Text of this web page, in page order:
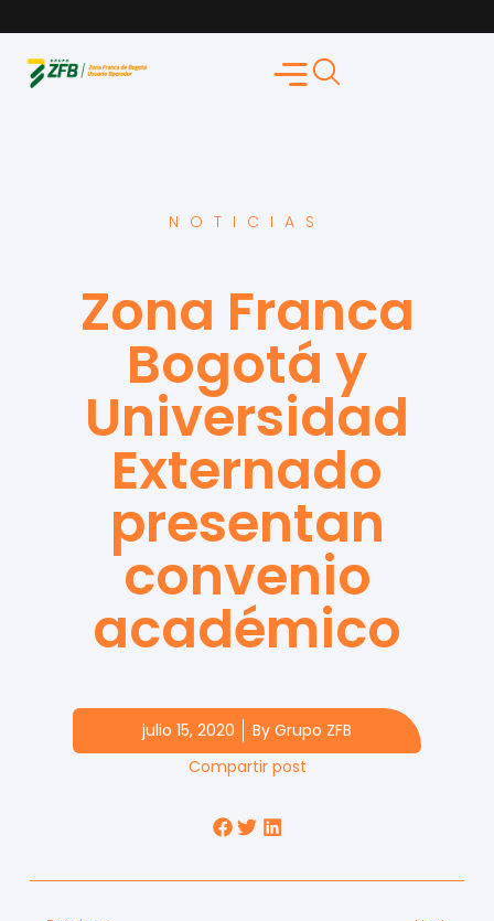
NOTICIAS
Zona Franca
Bogotá y
Universidad
Externado
presentan
convenio
académico
julio 15, 2020 ByGrupo ZFB
Compartir post